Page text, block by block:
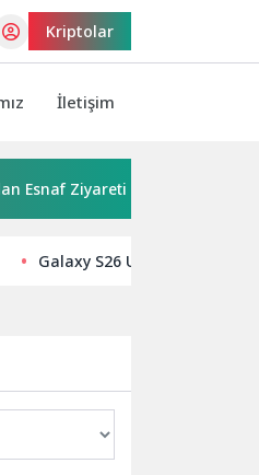
Kriptolar
İletişim
Ziyareti
Galaxy S26 Ultra ile “Kişisel